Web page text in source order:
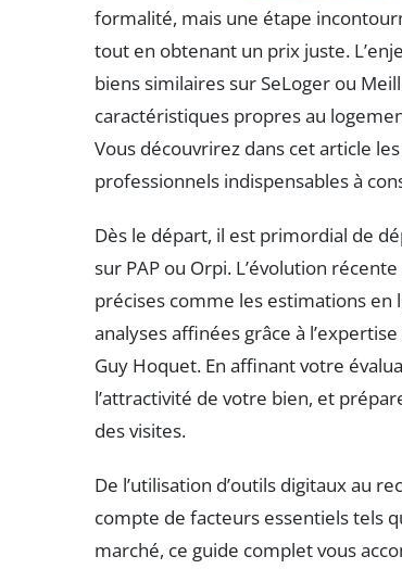
formalité, mais une étape
tout en obtenant un prix juste.
biens similaires sur SeLoger ou
caractéristiques propres au
Vous découvrirez dans cet article
professionnels indispensables à
Dès le départ, il est primordial de
sur PAP ou Orpi. L’évolution
précises comme les estimations en
analyses affinées grâce à
Guy Hoquet. En affinant votre
l’attractivité de votre bien, et
des visites.
De l’utilisation d’outils digitaux au
compte de facteurs essentiels tels
marché, ce guide complet vous